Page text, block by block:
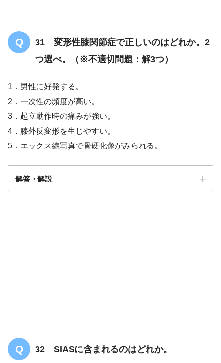
31 変形性膝関節症で正しいのはどれか。2
つ選べ。（※不適切問題：解3つ）
1．男性に好発する。
2．一次性の頻度が高い。
3．起立動作時の痛みが強い。
4．膝外反変形を生じやすい。
5．エックス線写真で骨硬化像がみられる。
解答・解説
32 SIASに含まれるのはどれか。